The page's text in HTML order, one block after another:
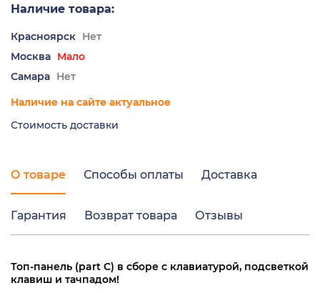
Наличие товара:
Красноярск Нет
Москва Мало
Самара Нет
Наличие на сайте актуальное
Стоимость доставки
О товаре Способы оплаты Доставка
Гарантия Возврат товара Отзывы
Топ-панель (part C) в сборе с клавиатурой, подсветкой
клавиш и тачпадом!